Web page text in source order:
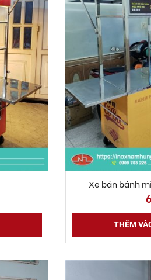
Xe bán bánh
THÊM